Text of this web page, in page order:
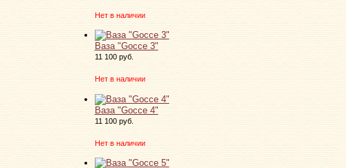
Нет в наличии
Ваза "Gocce 3"
11 100 руб.
Нет в наличии
Ваза "Gocce 4"
11 100 руб.
Нет в наличии